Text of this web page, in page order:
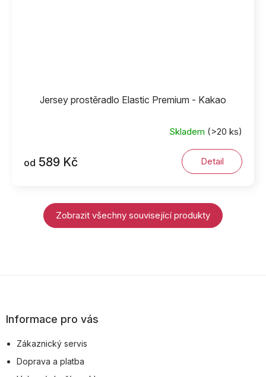
Jersey prostěradlo Elastic Premium - Kakao
Skladem (>20 ks)
od 589 Kč Detail
Zobrazit všechny související produkty
pInformace pro vás
Zákaznický servis
Doprava a platba